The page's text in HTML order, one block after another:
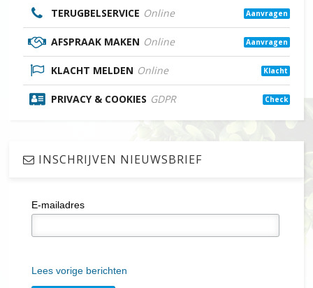
TERUGBELSERVICE Online Aanvragen
AFSPRAAK MAKEN Online Aanvragen
KLACHT MELDEN Online Klacht
PRIVACY & COOKIES GDPR Check
INSCHRIJVEN NIEUWSBRIEF
E-mailadres
Lees vorige berichten